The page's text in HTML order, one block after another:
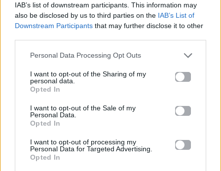
IAB’s list of downstream participants. This information may
also be disclosed by us to third parties on the IAB’s List of
Downstream Participants that may further disclose it to other
Personal Data Processing Opt Outs
I want to opt-out of the Sharing of my
personal data.
Opted In
I want to opt-out of the Sale of my
Personal Data.
Opted In
I want to opt-out of processing my
Personal Data for Targeted Advertising.
Opted In
Μίλα μου, μίλα μου μόνο μια φορά
πες μου μια λέξη μοναχά
Μίλα μου μόνο μια φορά
η αγάπη ν’ ακουστεί πιο δυνατά
Μίλα μου, μίλα μου, μίλα μου μόνο μια φορά
(Μίλα μου, μίλα μου, μίλα μου μόνο μια φορά)
(Μίλα μου, μίλα μου, μίλα μου μόνο μια φορά)
Σαν αυγουστιάτικο πρωί στην αμμουδιά μας τη
χρυσή
Η ευτυχία μας σε μια μικρή σκηνή
Με μια κιθάρα αγκαλιά θα σου χαρίσω τη βουτιά
Μες τον βυθό θα βρεις τον άλλο σου εαυτό